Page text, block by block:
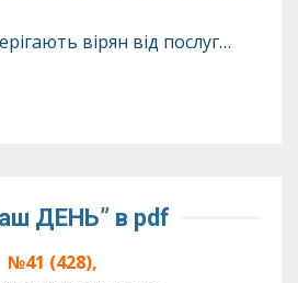
вірян від послуг…
ДЕНЬ” в pdf
№41 (428),